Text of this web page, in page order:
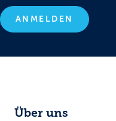
ANMELDEN
Über uns